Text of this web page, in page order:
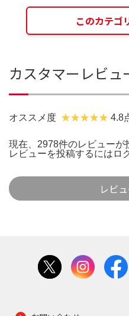
このカテゴ
カスタマーレビュ
オススメ度 4.8
現在、2978件のレビューが
レビューを投稿するには ロ
レビ